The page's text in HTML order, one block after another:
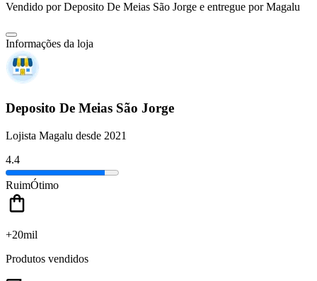
Vendido porDeposito De Meias São Jorge e entregue por Magalu
Informações da loja
Deposito De Meias São Jorge
Lojista Magalu desde 2021
4.4
RuimÓtimo
+20mil
Produtos vendidos